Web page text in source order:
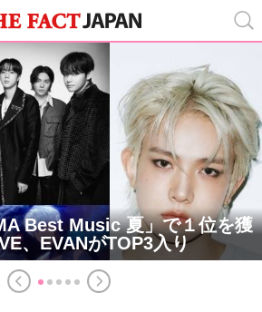
Best Music 夏」で１位を獲
、EVANがTOP3入り